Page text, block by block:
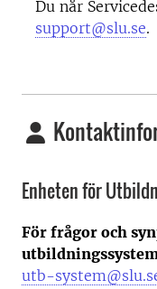
Du når
support@slu.se.
Enheten för
För frågor och
utb-